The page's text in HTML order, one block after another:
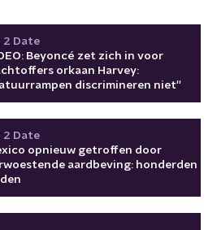
2 Date
Beyoncé zet zich in voor
orkaan Harvey:
discrimineren niet''
2 Date
opnieuw getroffen door
aardbeving: honderden